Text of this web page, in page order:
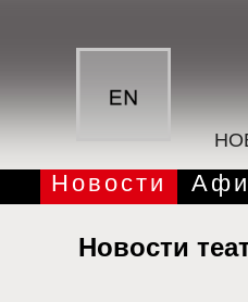
Новости
Новости